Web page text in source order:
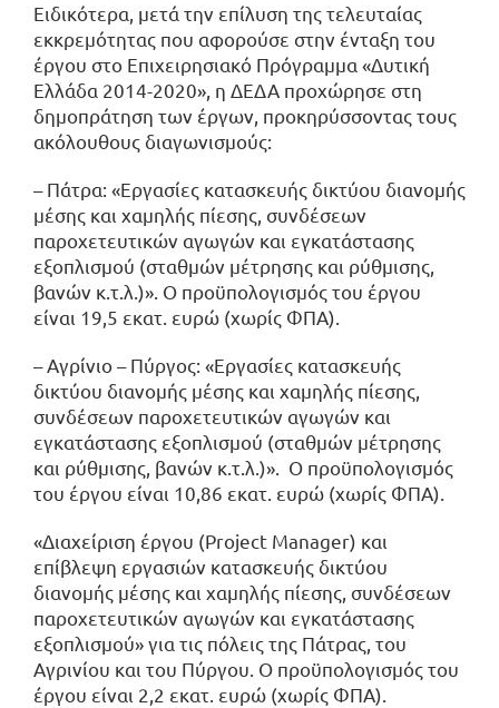
Ειδικότερα, μετά την επίλυση της τελευταίας
εκκρεμότητας που αφορούσε στην ένταξη του
έργου στο Επιχειρησιακό Πρόγραμμα «Δυτική
Ελλάδα 2014-2020», η ΔΕΔΑ προχώρησε στη
δημοπράτηση των έργων, προκηρύσσοντας τους
ακόλουθους διαγωνισμούς:
– Πάτρα: «Εργασίες κατασκευής δικτύου διανομής
μέσης και χαμηλής πίεσης, συνδέσεων
παροχετευτικών αγωγών και εγκατάστασης
εξοπλισμού (σταθμών μέτρησης και ρύθμισης,
βανών κ.τ.λ.)». Ο προϋπολογισμός του έργου
είναι 19,5 εκατ. ευρώ (χωρίς ΦΠΑ).
– Αγρίνιο – Πύργος: «Εργασίες κατασκευής
δικτύου διανομής μέσης και χαμηλής πίεσης,
συνδέσεων παροχετευτικών αγωγών και
εγκατάστασης εξοπλισμού (σταθμών μέτρησης
και ρύθμισης, βανών κ.τ.λ.)». Ο προϋπολογισμός
του έργου είναι 10,86 εκατ. ευρώ (χωρίς ΦΠΑ).
«Διαχείριση έργου (Project Manager) και
επίβλεψη εργασιών κατασκευής δικτύου
διανομής μέσης και χαμηλής πίεσης, συνδέσεων
παροχετευτικών αγωγών και εγκατάστασης
εξοπλισμού» για τις πόλεις της Πάτρας, του
Αγρινίου και του Πύργου. Ο προϋπολογισμός του
έργου είναι 2,2 εκατ. ευρώ (χωρίς ΦΠΑ).